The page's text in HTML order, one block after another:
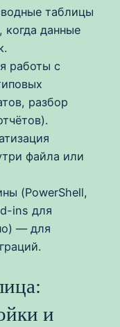
таблицы
данные
работы с
разбор
файла или
(PowerShell,
ins для
— для
и